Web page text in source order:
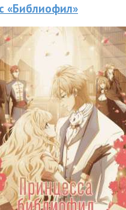
«Библиофил»